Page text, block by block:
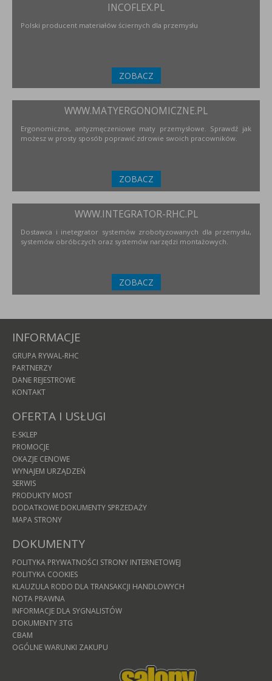
INCOFLEX.PL
Polski producent materiałów ściernych dla przemysłu
ZOBACZ
WWW.MATYERGONOMICZNE.PL
Ergonomiczne, antyzmęczeniowe maty przemysłowe. Sprawdź jak
możesz w prosty sposób poprawić zdrowie swoich pracowników.
ZOBACZ
WWW.INTEGRATOR-RHC.PL
Dostawca i inetegrator systemów zrobotyzowanych dla przemysłu,
systemów obróbczych oraz systemów narzędzi montażowych.
ZOBACZ
INFORMACJE
GRUPA RYWAL-RHC
PARTNERZY
DANE REJESTROWE
KONTAKT
OFERTA I USŁUGI
E-SKLEP
PROMOCJE
OKAZJE CENOWE
WYNAJEM URZĄDZEŃ
SERWIS
PRODUKTY MOST
DODATKOWE DOKUMENTY SPRZEDAŻY
MAPA STRONY
DOKUMENTY
POLITYKA PRYWATNOŚCI STRONY INTERNETOWEJ
POLITYKA COOKIES
KLAUZULA RODO DLA TRANSAKCJI HANDLOWYCH
NOTA PRAWNA
INFORMACJE DLA SYGNALISTÓW
DOKUMENTY 3TG
CBAM
OGÓLNE WARUNKI ZAKUPU